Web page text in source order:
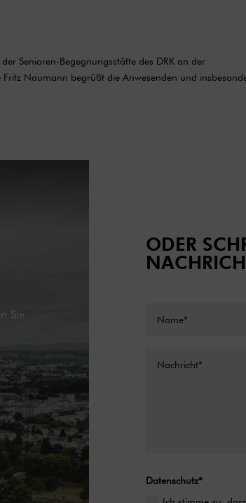
Senioren-Begegnungsstätte des DRK an der
Naumann begrüßt die Anwesenden und
Sie
ODER
Datenschutz*